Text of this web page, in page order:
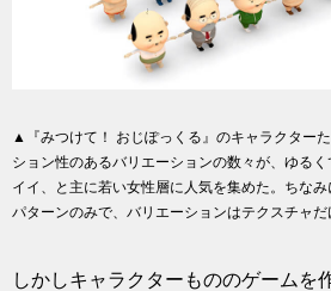
▲『みつけて！ おじぽっくる』のキャラクター
ション性のあるバリエーションの数々が、ゆる
イイ、と主に若い女性層に人気を集めた。ちな
パターンのみで、バリエーションはテクスチャ
しかしキャラクターもののゲームを